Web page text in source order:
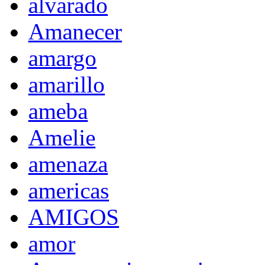
alvarado
Amanecer
amargo
amarillo
ameba
Amelie
amenaza
americas
AMIGOS
amor